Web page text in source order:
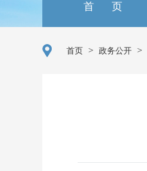
首 页
首页 > 政务公开 >